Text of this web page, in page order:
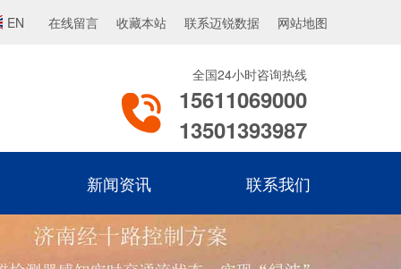
EN 在线留言 收藏本站 联系迈锐数据 网站地图
全国24小时咨询热线
15611069000
13501393987
新闻资讯 联系我们